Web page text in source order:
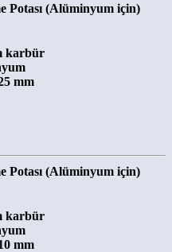
Potası (Alüminyum için)
karbür
mm
Potası (Alüminyum için)
karbür
mm